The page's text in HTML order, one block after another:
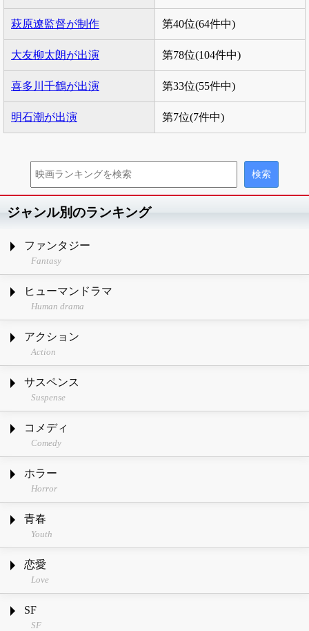
萩原遼監督が制作 第40位(64件中)
大友柳太朗が出演 第78位(104件中)
喜多川千鶴が出演 第33位(55件中)
明石潮が出演 第7位(7件中)
ジャンル別のランキング
ファンタジー
Fantasy
ヒューマンドラマ
Human drama
アクション
Action
サスペンス
Suspense
コメディ
Comedy
ホラー
Horror
青春
Youth
恋愛
Love
SF
SF